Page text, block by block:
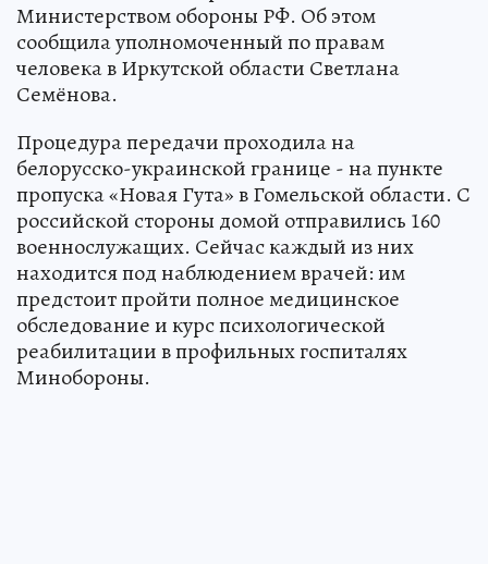
Министерством обороны РФ. Об этом
сообщила уполномоченный по правам
человека в Иркутской области Светлана
Семёнова.
Процедура передачи проходила на
белорусско-украинской границе - на пункте
пропуска «Новая Гута» в Гомельской области. С
российской стороны домой отправились 160
военнослужащих. Сейчас каждый из них
находится под наблюдением врачей: им
предстоит пройти полное медицинское
обследование и курс психологической
реабилитации в профильных госпиталях
Минобороны.